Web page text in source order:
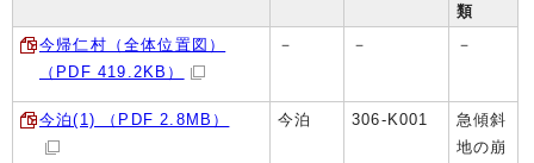
類
今帰仁村（全体位置図）
（PDF 419.2KB）
－ － －
今泊(1) （PDF 2.8MB） 今泊 306-K001
急傾斜
地の崩